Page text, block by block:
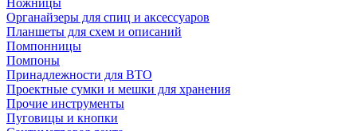
Ножницы
Органайзеры для спиц и аксессуаров
Планшеты для схем и описаний
Помпонницы
Помпоны
Принадлежности для ВТО
Проектные сумки и мешки для хранения
Прочие инструменты
Пуговицы и кнопки